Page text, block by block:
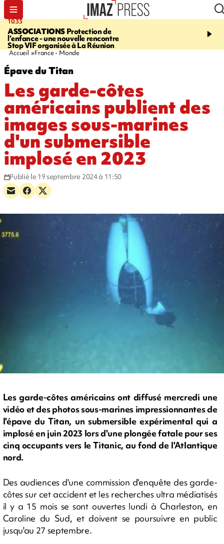
10:33
ASSOCIATIONSProtection de
l’enfance - une nouvelle rencontre
Stop VIF organisée à La Réunion
15:03
Vaste feu
l'ouest du pays, 20.000
Accueil France - Monde
Épave du Titan
Les garde-côtes
américains publient des
images sous-marines
d'un submersible
implosé en 2023
Publié le 19 septembre 2024 à 11:50
Les garde-côtes américains ont diffusé mercredi une
vidéo et des photos sous-marines impressionnantes de
l'épave du Titan, un submersible expérimental qui a
implosé en juin 2023 lors d'une plongée fatale pour ses
cinq occupants vers le Titanic, au fond de l'Atlantique
nord.
Des audiences d'une commission d'enquête des garde-
côtes sur cet accident et les recherches ultra médiatisés
il y a 15 mois se sont ouvertes lundi à Charleston, en
Caroline du Sud, et doivent se poursuivre en public
jusqu'au 27 septembre.